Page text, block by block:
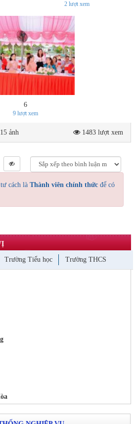
2 lượt xem
6
9lượt xem
ảnh 1483 lượt xem
cách là Thành viên chính thức để có
Trường Tiểu học Trường THCS